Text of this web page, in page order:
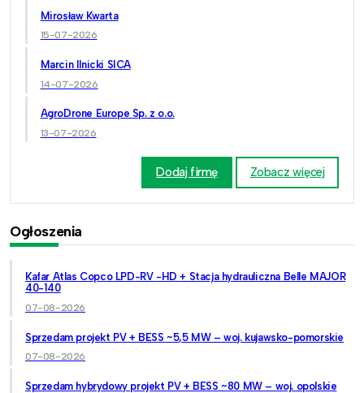
Mirosław Kwarta
15-07-2026
Marcin Ilnicki SICA
14-07-2026
AgroDrone Europe Sp. z o.o.
13-07-2026
Dodaj firmę Zobacz więcej
Ogłoszenia
Kafar Atlas Copco LPD-RV -HD + Stacja hydrauliczna Belle MAJOR
40-140
07-08-2026
Sprzedam projekt PV + BESS ~5,5 MW – woj. kujawsko-pomorskie
07-08-2026
Sprzedam hybrydowy projekt PV + BESS ~80 MW – woj. opolskie